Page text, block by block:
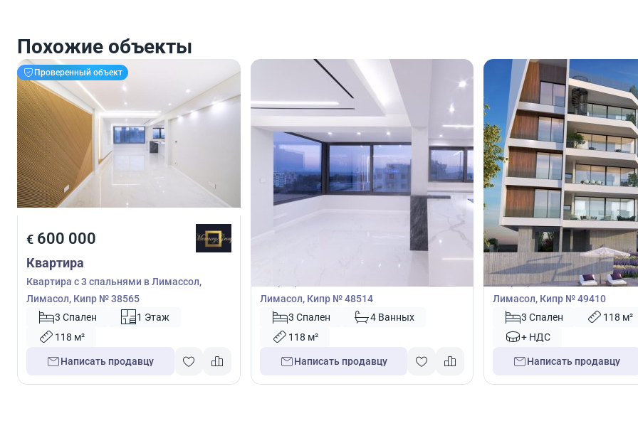
Похожие объекты
Проверенный объект
€ 600 000
Квартира
Квартира с 3 спальнями в Лимассол,
Лимасол, Кипр № 38565
3 Спален
1 Этаж
118 м²
Написать продавцу
Лимасол, Кипр № 48514
3 Спален
4 Ванных
118 м²
Написать продавцу
€620 000
Квартира
Квартира с 3 спальнями в
Лимасол, Кипр № 49410
3 Спален
118 м²
+ НДС
Написать продавцу